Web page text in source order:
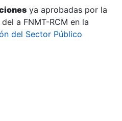
ya aprobadas por la
a FNMT-RCM en la
del Sector Público